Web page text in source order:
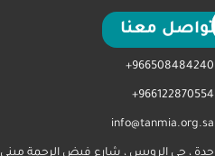
تواصل معنا
966508484240+
966122870554+
info@tanmia.org.sa
جدة ، حي الرويس ، شارع فيض الرحمة مبنى